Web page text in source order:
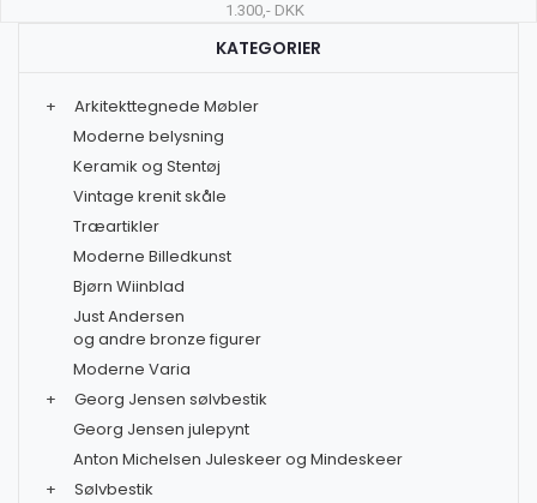
1.300,- DKK
KATEGORIER
+
Arkitekttegnede Møbler
Moderne belysning
Keramik og Stentøj
Vintage krenit skåle
Træartikler
Moderne Billedkunst
Bjørn Wiinblad
Just Andersen
og andre bronze figurer
Moderne Varia
+
Georg Jensen sølvbestik
Georg Jensen julepynt
Anton Michelsen Juleskeer og Mindeskeer
+
Sølvbestik